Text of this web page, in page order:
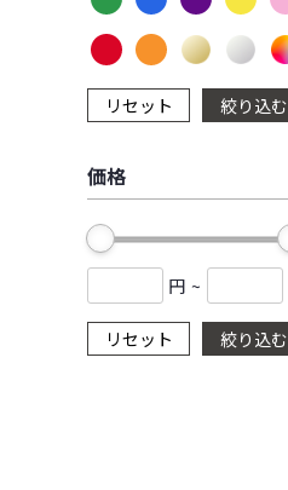
リセット 絞り込む
価格
円 ~
リセット 絞り込む